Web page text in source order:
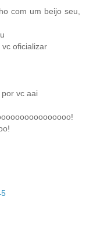
com um beijo seu,
oficializar
vc aai